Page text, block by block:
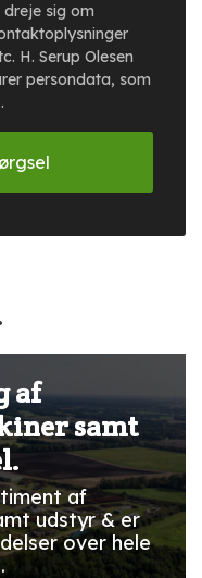
sig om
H. Serup Olesen
persondata, som
af
samt
af
udstyr & er
over hele